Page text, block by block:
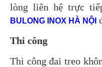
lòng liên hệ trực
BULONG INOX HÀ NỘI
Thi công
Thi công đai treo